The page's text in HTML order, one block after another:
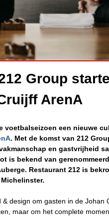
Group
ArenA
voetbalseizoen een nieuwe
. Met de komst van 212
en gastvrijheid
is bekend van
Restaurant 212 is
design om gasten in de Johan
maar om het complete